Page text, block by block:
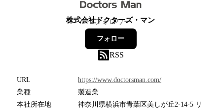
株式会社ドクターズ・マン
2フォロワー
フォロー
RSS
URL
https://www.doctorsman.com/
業種
製造業
本社所在地
神奈川県横浜市青葉区美しが丘2-14-5 リ